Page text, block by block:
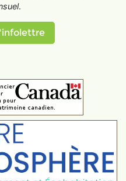
.